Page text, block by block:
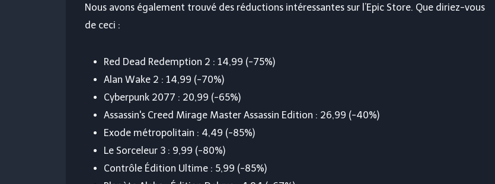
Nous avons également trouvé des réductions intéressantes sur l’Epic Store. Que diriez-vous
de ceci :
Red Dead Redemption 2 : 14,99 (-75%)
Alan Wake 2 : 14,99 (-70%)
Cyberpunk 2077 : 20,99 (-65%)
Assassin's Creed Mirage Master Assassin Edition : 26,99 (-40%)
Exode métropolitain : 4,49 (-85%)
Le Sorceleur 3 : 9,99 (-80%)
Contrôle Édition Ultime : 5,99 (-85%)